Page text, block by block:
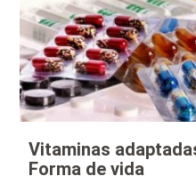
Vitaminas
Forma de vida